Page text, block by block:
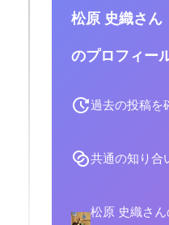
松原 史織さん
のプロフィー
過去の投稿を
共通の知り合
松原 史織さ